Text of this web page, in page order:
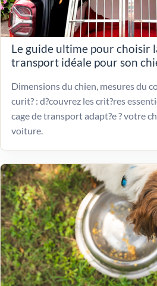
Le guide ultime pour choisir
transport idéale pour son
Dimensions du chien, mesures du
curit? : d?couvrez les crit?res
cage de transport adapt?e ? votre
voiture.